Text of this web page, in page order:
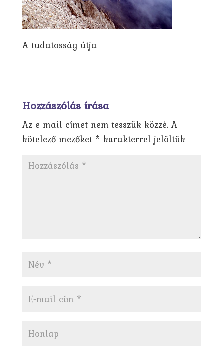
A tudatosság útja
Hozzászólás írása
Az e-mail címet nem tesszük közzé. A
kötelező mezőket * karakterrel jelöltük